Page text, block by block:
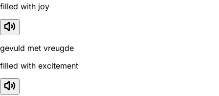
filled with joy
gevuld met vreugde
filled with excitement